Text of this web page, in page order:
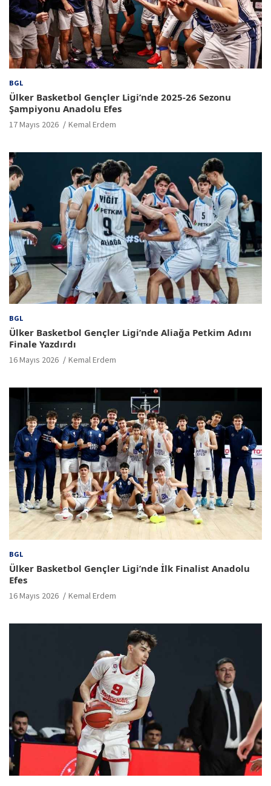
BGL
Ülker Basketbol Gençler Ligi’nde 2025-26 Sezonu
Şampiyonu Anadolu Efes
17 Mayıs 2026 Kemal Erdem
BGL
Ülker Basketbol Gençler Ligi’nde Aliağa Petkim Adını
Finale Yazdırdı
16 Mayıs 2026 Kemal Erdem
BGL
Ülker Basketbol Gençler Ligi’nde İlk Finalist Anadolu
Efes
16 Mayıs 2026 Kemal Erdem